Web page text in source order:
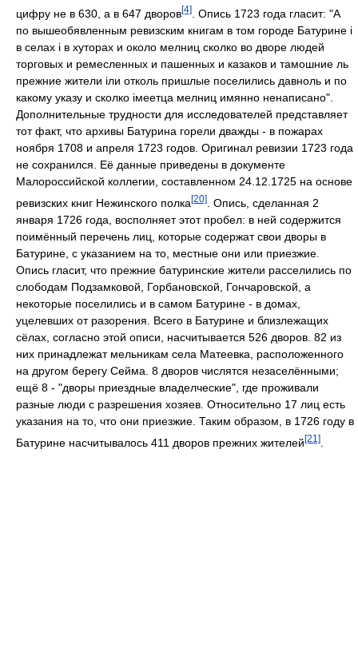
цифру не в 630, а в 647 дворов[4]
. Опись 1723 года гласит: "А
по вышеобявленным ревизским книгам в том городе Батурине і
в селах і в хуторах и около мелниц сколко во дворе людей
торговых и ремесленных и пашенных и казаков и тамошние ль
прежние жители іли отколь пришлые поселились давноль и по
какому указу и сколко імеетца мелниц имянно ненаписано".
Дополнительные трудности для исследователей представляет
тот факт, что архивы Батурина горели дважды - в пожарах
ноября 1708 и апреля 1723 годов. Оригинал ревизии 1723 года
не сохранился. Её данные приведены в документе
Малороссийской коллегии, составленном 24.12.1725 на основе
ревизских книг Нежинского полка[20]
. Опись, сделанная 2
января 1726 года, восполняет этот пробел: в ней содержится
поимённый перечень лиц, которые содержат свои дворы в
Батурине, с указанием на то, местные они или приезжие.
Опись гласит, что прежние батуринские жители расселились по
слободам Подзамковой, Горбановской, Гончаровской, а
некоторые поселились и в самом Батурине - в домах,
уцелевших от разорения. Всего в Батурине и близлежащих
сёлах, согласно этой описи, насчитывается 526 дворов. 82 из
них принадлежат мельникам села Матеевка, расположенного
на другом берегу Сейма. 8 дворов числятся незаселёнными;
ещё 8 - "дворы приездные владелческие", где проживали
разные люди с разрешения хозяев. Относительно 17 лиц есть
указания на то, что они приезжие. Таким образом, в 1726 году в
Батурине насчитывалось 411 дворов прежних жителей[21]